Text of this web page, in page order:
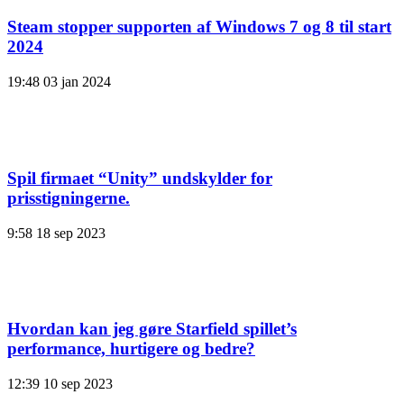
Steam stopper supporten af ​​Windows 7 og 8 til start
2024
19:48 03 jan 2024
Spil firmaet “Unity” undskylder for
prisstigningerne.
9:58 18 sep 2023
Hvordan kan jeg gøre Starfield spillet’s
performance, hurtigere og bedre?
12:39 10 sep 2023